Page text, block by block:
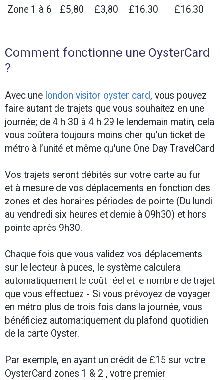
Zone 1 à 6 £5,80 £3,80 £16.30 £16.30
Comment fonctionne une OysterCard
?
Avec une london visitor oyster card, vous pouvez
faire autant de trajets que vous souhaitez en une
journée; de 4 h 30 à 4 h 29 le lendemain matin, cela
vous coûtera toujours moins cher qu’un ticket de
métro à l’unité et même qu'une One Day TravelCard
Vos trajets seront débités sur votre carte au fur
et à mesure de vos déplacements en fonction des
zones et des horaires périodes de pointe (Du lundi
au vendredi six heures et demie à 09h30) et hors
pointe après 9h30.
Chaque fois que vous validez vos déplacements
sur le lecteur à puces, le système calculera
automatiquement le coût réel et le nombre de trajet
que vous effectuez - Si vous prévoyez de voyager
en métro plus de trois fois dans la journée, vous
bénéficiez automatiquement du plafond quotidien
de la carte Oyster.
Par exemple, en ayant un crédit de £15 sur votre
OysterCard zones 1 & 2 , votre premier